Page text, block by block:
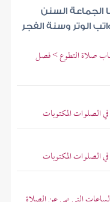
الجماعة السنن
الوتر وسنة الفجر
صلاة التطوع > فصل
الصلوات المكتوبات
الصلوات المكتوبات